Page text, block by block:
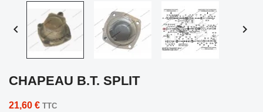
 
CHAPEAU B.T. SPLIT
21,60 € TTC